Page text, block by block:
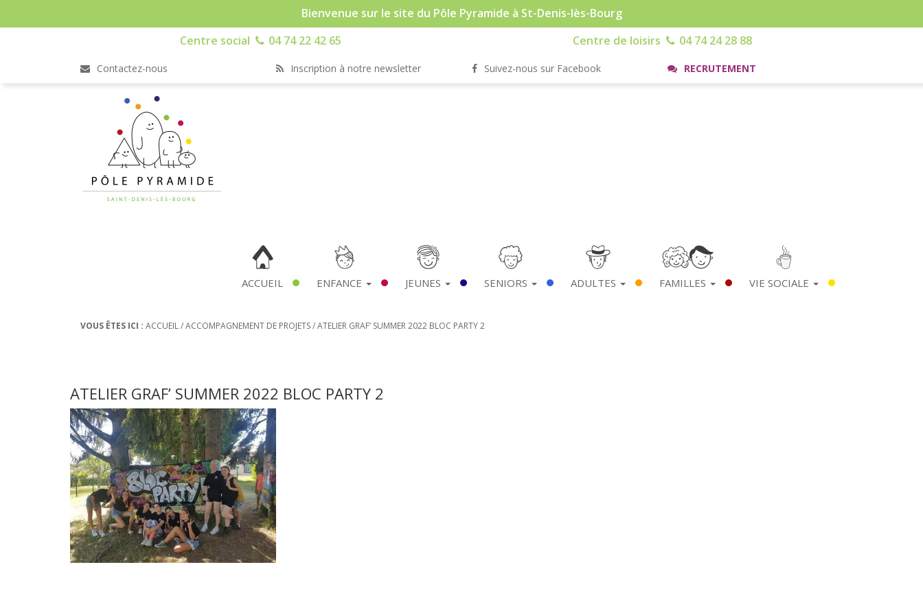
Bienvenue sur le site du Pôle Pyramide à St-Denis-lès-Bourg
Centre social
04 74 22 42 65 Centre de loisirs 04 74 24 28 88
Contactez-nous Inscription à notre newsletter Suivez-nous sur Facebook RECRUTEMENT
ACCUEIL ENFANCE JEUNES SENIORS ADULTES FAMILLES VIE SOCIALE
VOUS ÊTES ICI : ACCUEIL/ACCOMPAGNEMENT DE PROJETS/ATELIER GRAF’ SUMMER 2022 BLOC PARTY 2
ATELIER GRAF’ SUMMER 2022 BLOC PARTY 2